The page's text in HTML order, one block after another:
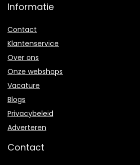
Informatie
Contact
Klantenservice
Over ons
Onze webshops
Vacature
Blogs
Privacybeleid
Adverteren
Contact